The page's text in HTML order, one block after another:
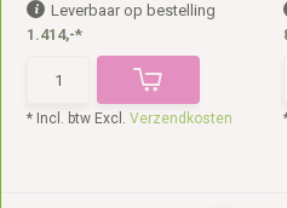
Leverbaar op bestelling
1.414,-*
* Incl. btw Excl.Verzendkosten